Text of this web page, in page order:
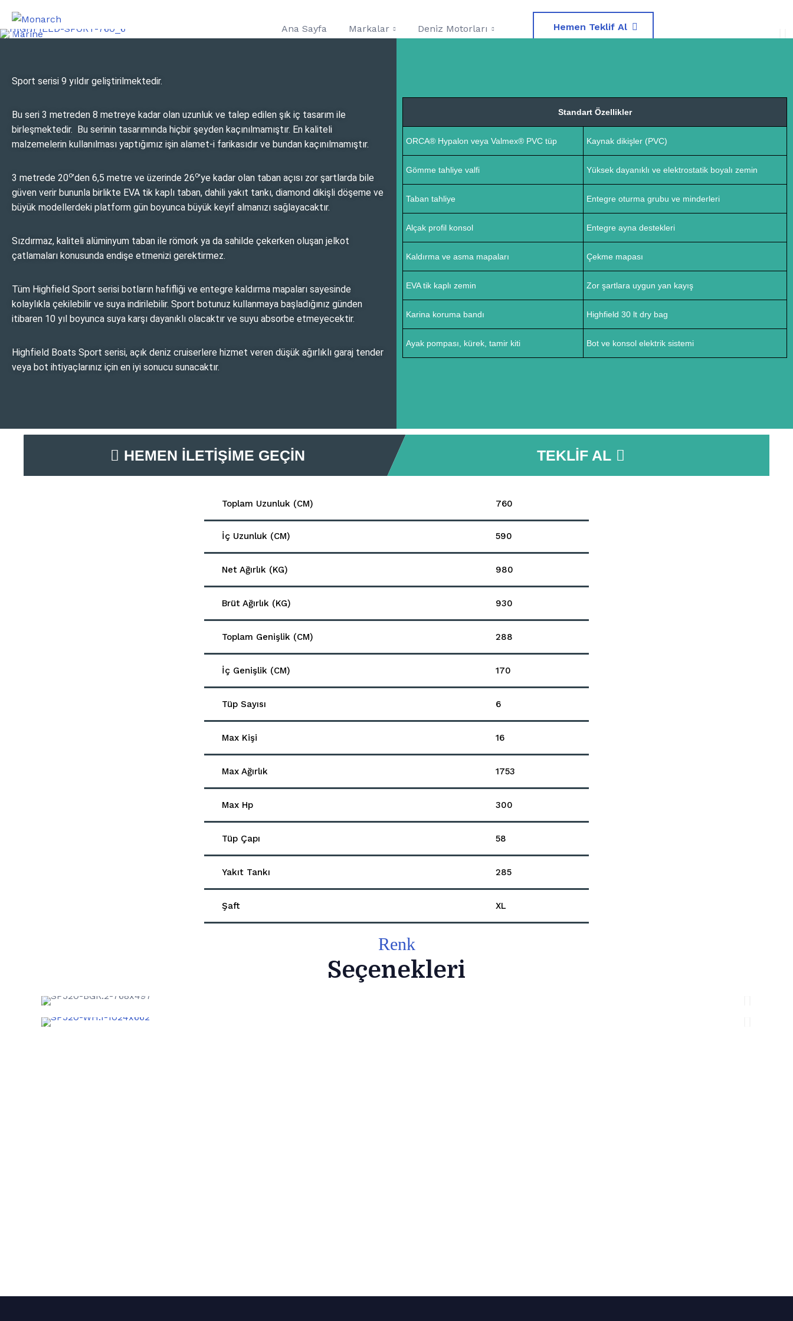
Ana Sayfa Markalar Deniz Motorları Hemen Teklif Al
Sport serisi 9 yıldır geliştirilmektedir.
Bu seri 3 metreden 8 metreye kadar olan uzunluk ve talep edilen şık iç tasarım ile
birleşmektedir. Bu serinin tasarımında hiçbir şeyden kaçınılmamıştır. En kaliteli
malzemelerin kullanılması yaptığımız işin alamet-i farikasıdır ve bundan kaçınılmamıştır.
3 metrede 20o’den 6,5 metre ve üzerinde 26o’ye kadar olan taban açısı zor şartlarda bile
güven verir bununla birlikte EVA tik kaplı taban, dahili yakıt tankı, diamond dikişli döşeme ve
büyük modellerdeki platform gün boyunca büyük keyif almanızı sağlayacaktır.
Sızdırmaz, kaliteli alüminyum taban ile römork ya da sahilde çekerken oluşan jelkot
çatlamaları konusunda endişe etmenizi gerektirmez.
Tüm Highfield Sport serisi botların hafifliği ve entegre kaldırma mapaları sayesinde
kolaylıkla çekilebilir ve suya indirilebilir. Sport botunuz kullanmaya başladığınız günden
itibaren 10 yıl boyunca suya karşı dayanıklı olacaktır ve suyu absorbe etmeyecektir.
Highfield Boats Sport serisi, açık deniz cruiserlere hizmet veren düşük ağırlıklı garaj tender
veya bot ihtiyaçlarınız için en iyi sonucu sunacaktır.
Standart Özellikler
ORCA® Hypalon veya Valmex® PVC tüp Kaynak dikişler (PVC)
Gömme tahliye valfi Yüksek dayanıklı ve elektrostatik boyalı zemin
Taban tahliye Entegre oturma grubu ve minderleri
Alçak profil konsol Entegre ayna destekleri
Kaldırma ve asma mapaları Çekme mapası
EVA tik kaplı zemin Zor şartlara uygun yan kayış
Karina koruma bandı Highfield 30 lt dry bag
Ayak pompası, kürek, tamir kiti Bot ve konsol elektrik sistemi
HEMEN İLETIŞIME GEÇIN TEKLIF AL
Toplam Uzunluk (CM) 760
İç Uzunluk (CM) 590
Net Ağırlık (KG) 980
Brüt Ağırlık (KG) 930
Toplam Genişlik (CM) 288
İç Genişlik (CM) 170
Tüp Sayısı 6
Max Kişi 16
Max Ağırlık 1753
Max Hp 300
Tüp Çapı 58
Yakıt Tankı 285
Şaft XL
Renk
Seçenekleri